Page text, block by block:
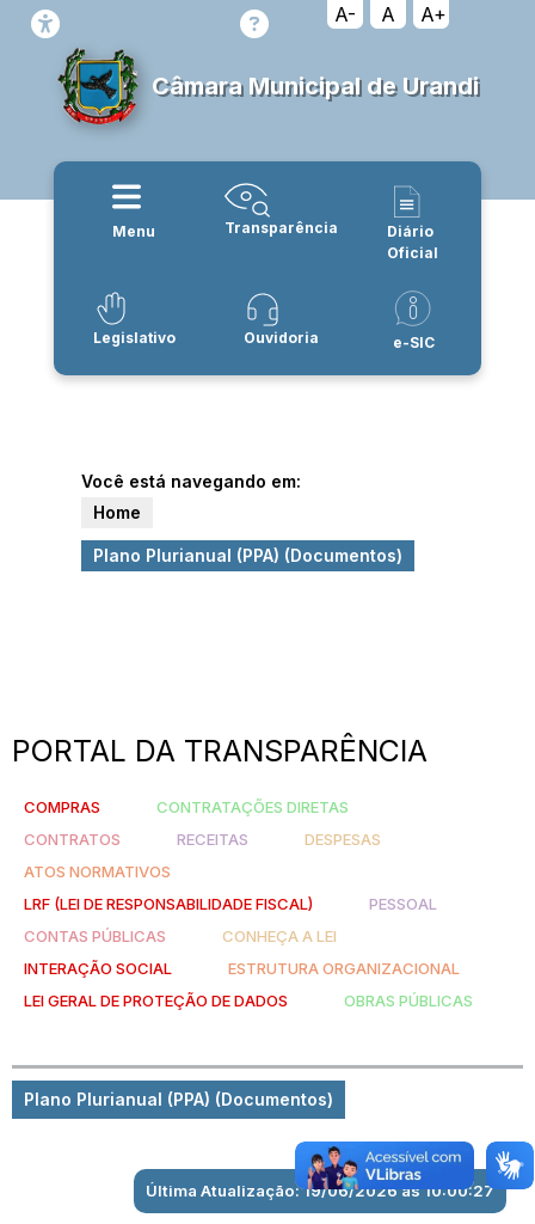
A- A A+
Câmara Municipal de Urandi
Menu Transparência
Diário
Oficial
Legislativo Ouvidoria e-SIC
Você está navegando em:
Home
Plano Plurianual (PPA) (Documentos)
PORTAL DA TRANSPARÊNCIA
COMPRAS
CONTRATAÇÕES DIRETAS
CONTRATOS
RECEITAS
DESPESAS
ATOS NORMATIVOS
LRF (LEI DE RESPONSABILIDADE FISCAL)
PESSOAL
CONTAS PÚBLICAS
CONHEÇA A LEI
INTERAÇÃO SOCIAL
ESTRUTURA ORGANIZACIONAL
LEI GERAL DE PROTEÇÃO DE DADOS
OBRAS PÚBLICAS
Plano Plurianual (PPA) (Documentos)
Última Atualização: 19/06/2026 às 10:00:27